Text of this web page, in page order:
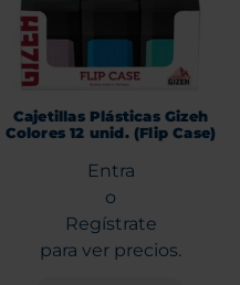
Cajetillas Plásticas Gizeh
Colores 12 unid. (Flip Case)
Entra
o
Regístrate
para ver precios.